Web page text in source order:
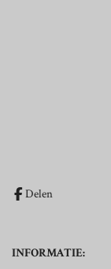
Delen
INFORMATIE: